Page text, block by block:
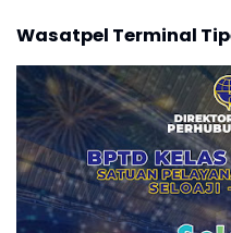
Wasatpel Terminal